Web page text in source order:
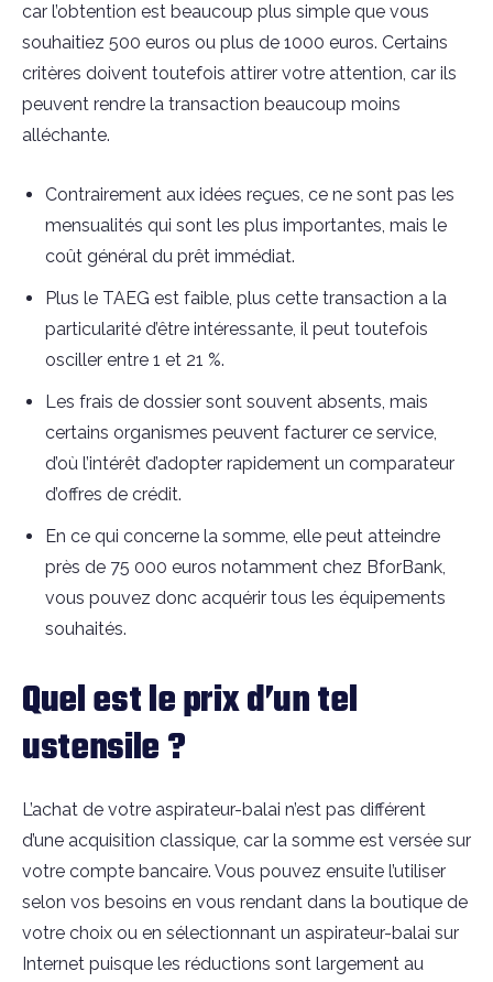
car l’obtention est beaucoup plus simple que vous
souhaitiez 500 euros ou plus de 1000 euros. Certains
critères doivent toutefois attirer votre attention, car ils
peuvent rendre la transaction beaucoup moins
alléchante.
Contrairement aux idées reçues, ce ne sont pas les
mensualités qui sont les plus importantes, mais le
coût général du prêt immédiat.
Plus le TAEG est faible, plus cette transaction a la
particularité d’être intéressante, il peut toutefois
osciller entre 1 et 21 %.
Les frais de dossier sont souvent absents, mais
certains organismes peuvent facturer ce service,
d’où l’intérêt d’adopter rapidement un comparateur
d’offres de crédit.
En ce qui concerne la somme, elle peut atteindre
près de 75 000 euros notamment chez BforBank,
vous pouvez donc acquérir tous les équipements
souhaités.
Quel est le prix d’un tel
ustensile ?
L’achat de votre aspirateur-balai n’est pas différent
d’une acquisition classique, car la somme est versée sur
votre compte bancaire. Vous pouvez ensuite l’utiliser
selon vos besoins en vous rendant dans la boutique de
votre choix ou en sélectionnant un aspirateur-balai sur
Internet puisque les réductions sont largement au